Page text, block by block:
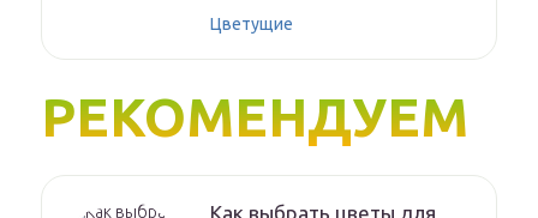
Цветущие
РЕКОМЕНДУЕМ
Как выбрать цветы для